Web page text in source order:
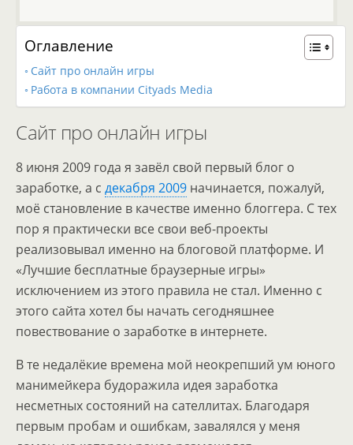
Оглавление
Сайт про онлайн игры
Работа в компании Cityads Media
Сайт про онлайн игры
8 июня 2009 года я завёл свой первый блог о
заработке, а с декабря 2009 начинается, пожалуй,
моё становление в качестве именно блоггера. С тех
пор я практически все свои веб-проекты
реализовывал именно на блоговой платформе. И
«Лучшие бесплатные браузерные игры»
исключением из этого правила не стал. Именно с
этого сайта хотел бы начать сегодняшнее
повествование о заработке в интернете.
В те недалёкие времена мой неокрепший ум юного
манимейкера будоражила идея заработка
несметных состояний на сателлитах. Благодаря
первым пробам и ошибкам, завалялся у меня